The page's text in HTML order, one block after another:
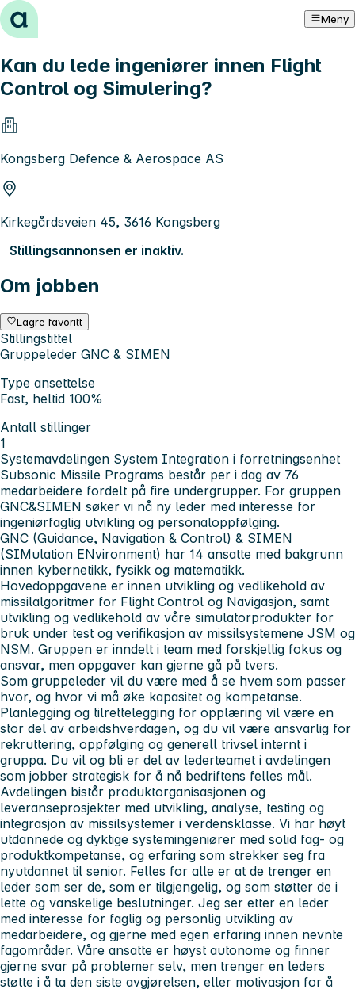
Hopp til innhold Meny
Kan du lede ingeniører innen Flight
Control og Simulering?
Kongsberg Defence & Aerospace AS
Kirkegårdsveien 45, 3616 Kongsberg
Stillingsannonsen er inaktiv.
Om jobben
Lagre favoritt
Stillingstittel
Gruppeleder GNC & SIMEN
Type ansettelse
Fast, heltid 100%
Antall stillinger
1
Systemavdelingen System Integration i forretningsenhet
Subsonic Missile Programs består per i dag av 76
medarbeidere fordelt på fire undergrupper. For gruppen
GNC&SIMEN søker vi nå ny leder med interesse for
ingeniørfaglig utvikling og personaloppfølging.
GNC (Guidance, Navigation & Control) & SIMEN
(SIMulation ENvironment) har 14 ansatte med bakgrunn
innen kybernetikk, fysikk og matematikk.
Hovedoppgavene er innen utvikling og vedlikehold av
missilalgoritmer for Flight Control og Navigasjon, samt
utvikling og vedlikehold av våre simulatorprodukter for
bruk under test og verifikasjon av missilsystemene JSM og
NSM. Gruppen er inndelt i team med forskjellig fokus og
ansvar, men oppgaver kan gjerne gå på tvers.
Som gruppeleder vil du være med å se hvem som passer
hvor, og hvor vi må øke kapasitet og kompetanse.
Planlegging og tilrettelegging for opplæring vil være en
stor del av arbeidshverdagen, og du vil være ansvarlig for
rekruttering, oppfølging og generell trivsel internt i
gruppa. Du vil og bli er del av lederteamet i avdelingen
som jobber strategisk for å nå bedriftens felles mål.
Avdelingen bistår produktorganisasjonen og
leveranseprosjekter med utvikling, analyse, testing og
integrasjon av missilsystemer i verdensklasse. Vi har høyt
utdannede og dyktige systemingeniører med solid fag- og
produktkompetanse, og erfaring som strekker seg fra
nyutdannet til senior. Felles for alle er at de trenger en
leder som ser de, som er tilgjengelig, og som støtter de i
lette og vanskelige beslutninger. Jeg ser etter en leder
med interesse for faglig og personlig utvikling av
medarbeidere, og gjerne med egen erfaring innen nevnte
fagområder. Våre ansatte er høyst autonome og finner
gjerne svar på problemer selv, men trenger en leders
støtte i å ta den siste avgjørelsen, eller motivasjon for å